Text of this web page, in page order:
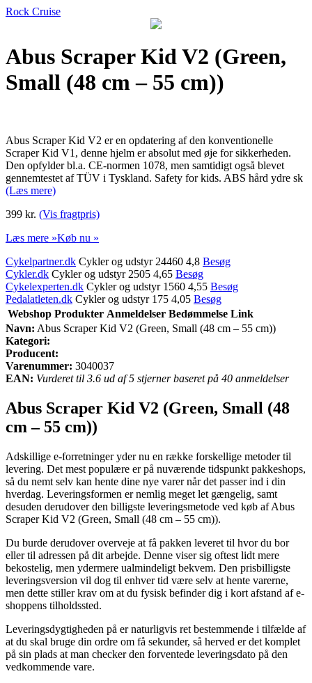
Rock Cruise
Abus Scraper Kid V2 (Green,
Small (48 cm – 55 cm))
Abus Scraper Kid V2 er en opdatering af den konventionelle
Scraper Kid V1, denne hjelm er absolut med øje for sikkerheden.
Den opfylder bl.a. CE-normen 1078, men samtidigt også blevet
gennemtestet af TÜV i Tyskland. Safety for kids. ABS hård ydre sk
(Læs mere)
399 kr. (Vis fragtpris)
Læs mere »Køb nu »
Cykelpartner.dk Cykler og udstyr 24460 4,8 Besøg
Cykler.dk Cykler og udstyr 2505 4,65 Besøg
Cykelexperten.dk Cykler og udstyr 1560 4,55 Besøg
Pedalatleten.dk Cykler og udstyr 175 4,05 Besøg
Webshop Produkter Anmeldelser Bedømmelse Link
Navn: Abus Scraper Kid V2 (Green, Small (48 cm – 55 cm))
Kategori:
Producent:
Varenummer: 3040037
EAN: Vurderet til 3.6 ud af 5 stjerner baseret på 40 anmeldelser
Abus Scraper Kid V2 (Green, Small (48
cm – 55 cm))
Adskillige e-forretninger yder nu en række forskellige metoder til
levering. Det mest populære er på nuværende tidspunkt pakkeshops,
så du nemt selv kan hente dine nye varer når det passer ind i din
hverdag. Leveringsformen er nemlig meget let gængelig, samt
desuden derudover den billigste leveringsmetode ved køb af Abus
Scraper Kid V2 (Green, Small (48 cm – 55 cm)).
Du burde derudover overveje at få pakken leveret til hvor du bor
eller til adressen på dit arbejde. Denne viser sig oftest lidt mere
bekostelig, men ydermere ualmindeligt bekvem. Den prisbilligste
leveringsversion vil dog til enhver tid være selv at hente varerne,
men dette stiller krav om at du fysisk befinder dig i kort afstand af e-
shoppens tilholdssted.
Leveringsdygtigheden på er naturligvis ret bestemmende i tilfælde af
at du skal bruge din ordre om få sekunder, så herved er det komplet
på sin plads at man checker den forventede leveringsdato på den
vedkommende vare.